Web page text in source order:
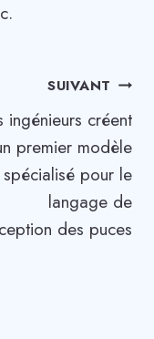
SUIVANT
ingénieurs créent
premier modèle
pour le
langage de
des puces